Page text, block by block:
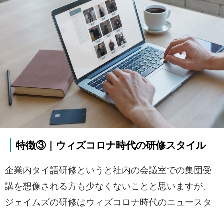
特徴③｜ウィズコロナ時代の研修スタイル
企業内タイ語研修というと社内の会議室での集団受
講を想像される方も少なくないことと思いますが、
ジェイムズの研修はウィズコロナ時代のニュースタ